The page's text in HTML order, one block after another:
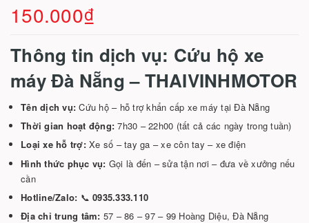
150.000₫
Thông tin dịch vụ: Cứu hộ xe
máy Đà Nẵng – THAIVINHMOTOR
Tên dịch vụ: Cứu hộ – hỗ trợ khẩn cấp xe máy tại Đà Nẵng
Thời gian hoạt động: 7h30 – 22h00 (tất cả các ngày trong tuần)
Loại xe hỗ trợ:Xe số – tay ga – xe côn tay – xe điện
Hình thức phục vụ: Gọi là đến – sửa tận nơi – đưa về xưởng nếu
cần
Hotline/Zalo: 📞 0935.333.110
Địa chỉ trung tâm: 57 – 86 – 97 – 99 Hoàng Diệu, Đà Nẵng